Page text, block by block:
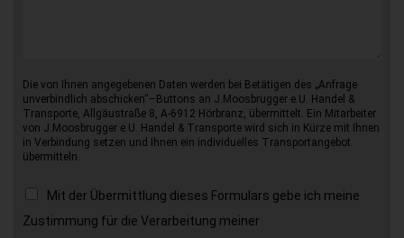
Die von Ihnen angegebenen Daten werden bei Betätigen des „Anfrage
unverbindlich abschicken“–Buttons an J.Moosbrugger e.U. Handel &
Transporte, Allgäustraße 8, A-6912 Hörbranz, übermittelt. Ein Mitarbeiter
von J.Moosbrugger e.U. Handel & Transporte wird sich in Kürze mit Ihnen
in Verbindung setzen und Ihnen ein individuelles Transportangebot
übermitteln.
Mit der Übermittlung dieses Formulars gebe ich meine
Zustimmung für die Verarbeitung meiner